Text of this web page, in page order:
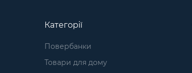
Категорії
Повербанки
Товари для дому